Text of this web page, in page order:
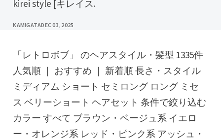
kirei style [キレイス.
KAMIGATADEC 03, 2025
「レトロボブ」 のヘアスタイル・髪型 1335件
人気順 ｜ おすすめ ｜ 新着順 長さ・スタイル
ミディアム ショート セミロング ロング ミセ
ス ベリーショート ヘアセット 条件で絞り込む
カラー すべて ブラウン・ベージュ系 イエロ
ー・オレンジ系 レッド・ピンク系 アッシュ・